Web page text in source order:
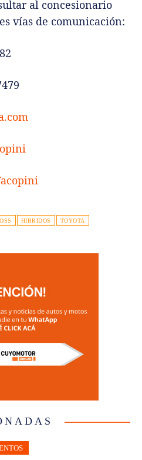
al concesionario
vías de comunicación:
HIBRIDOS TOYOTA